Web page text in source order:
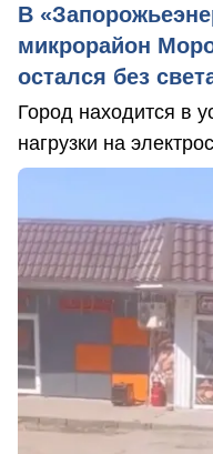
В
микрорайон
остался без
Город находится в
нагрузки на